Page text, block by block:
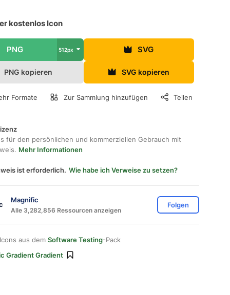
kostenlos Icon
PNG 512px SVG
PNG kopieren SVG kopieren
Formate Zur Sammlung hinzufügen Teilen
für den persönlichen und kommerziellen Gebrauch mit
Mehr Informationen
ist erforderlich. Wie habe ich Verweise zu setzen?
Magnific
Alle 3,282,856 Ressourcen anzeigen
Folgen
aus dem Software Testing-Pack
Gradient Gradient